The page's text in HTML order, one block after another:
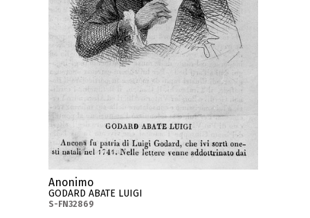
Anonimo
GODARD ABATE LUIGI
S-FN32869